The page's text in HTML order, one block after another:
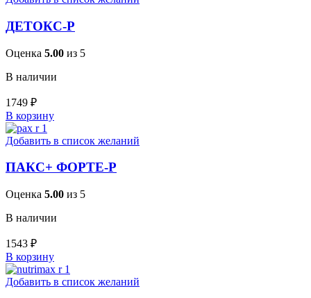
ДЕТОКС-Р
Оценка 5.00 из 5
В наличии
1749 ₽
В корзину
Добавить в список желаний
ПАКС+ ФОРТЕ-Р
Оценка 5.00 из 5
В наличии
1543 ₽
В корзину
Добавить в список желаний